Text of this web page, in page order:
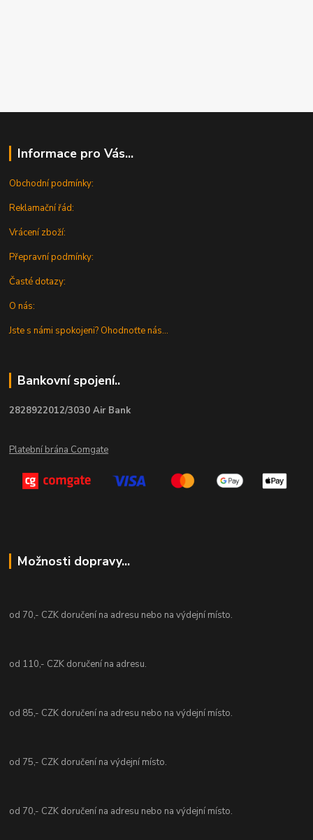
Informace pro Vás...
Obchodní podmínky:
Reklamační řád:
Vrácení zboží:
Přepravní podmínky:
Časté dotazy:
O nás:
Jste s námi spokojeni? Ohodnoťte nás...
Bankovní spojení..
2828922012/3030 Air Bank
Platební brána Comgate
Možnosti dopravy...
od 70,- CZK doručení na adresu nebo na výdejní místo.
od 110,- CZK doručení na adresu.
od 85,- CZK doručení na adresu nebo na výdejní místo.
od 75,- CZK doručení na výdejní místo.
od 70,- CZK doručení na adresu nebo na výdejní místo.